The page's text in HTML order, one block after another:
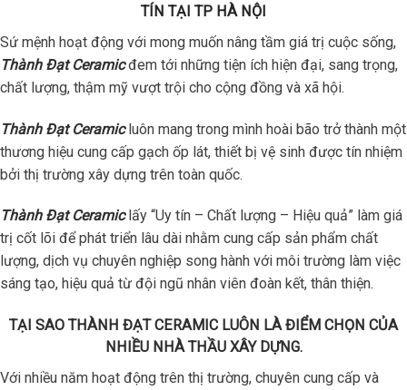
TÍN TẠI TP HÀ NỘI
Sứ mệnh hoạt động với mong muốn nâng tầm giá trị cuộc sống,
Thành Đạt Ceramicđem tới những tiện ích hiện đại, sang trọng,
chất lượng, thậm mỹ vượt trội cho cộng đồng và xã hội.
Thành Đạt Ceramicluôn mang trong mình hoài bão trở thành một
thương hiệu cung cấp gạch ốp lát, thiết bị vệ sinh được tín nhiệm
bởi thị trường xây dựng trên toàn quốc.
Thành Đạt Ceramiclấy “Uy tín – Chất lượng – Hiệu quả” làm giá
trị cốt lõi để phát triển lâu dài nhằm cung cấp sản phẩm chất
lượng, dịch vụ chuyên nghiệp song hành với môi trường làm việc
sáng tạo, hiệu quả từ đội ngũ nhân viên đoàn kết, thân thiện.
TẠI SAO THÀNH ĐẠT CERAMIC LUÔN LÀ ĐIỂM CHỌN CỦA
NHIỀU NHÀ THẦU XÂY DỰNG.
Với nhiều năm hoạt động trên thị trường, chuyên cung cấp và